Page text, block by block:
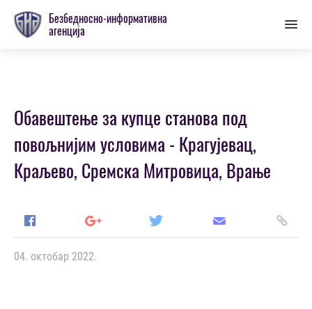
Пребаци
Безбедносно-информативна
агенција
Обавештење за купце станова под
повољнијим условима - Крагујевац,
Краљево, Сремска Митровица, Врање
04. октобар 2022.